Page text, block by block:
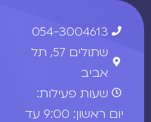
054-3004613
שתולים 57, תל
אביב
שעות פעילות:
יום ראשון: 9:00 עד